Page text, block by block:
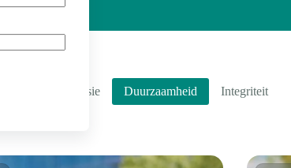
Diversiteit & Inclusie Duurzaamheid Integriteit